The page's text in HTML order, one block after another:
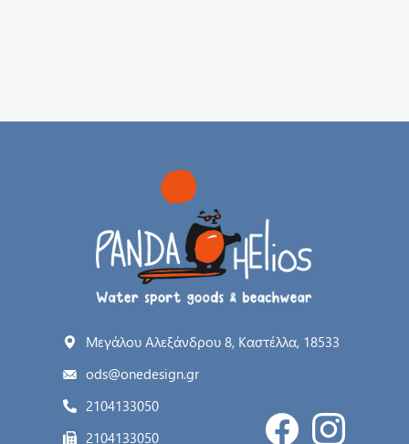
Μεγάλου Αλεξάνδρου 8, Καστέλλα, 18533
ods@onedesign.gr
2104133050
2104133050